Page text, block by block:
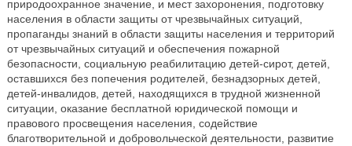
природоохранное значение, и мест захоронения, подготовку
населения в области защиты от чрезвычайных ситуаций,
пропаганды знаний в области защиты населения и территорий
от чрезвычайных ситуаций и обеспечения пожарной
безопасности, социальную реабилитацию детей-сирот, детей,
оставшихся без попечения родителей, безнадзорных детей,
детей-инвалидов, детей, находящихся в трудной жизненной
ситуации, оказание бесплатной юридической помощи и
правового просвещения населения, содействие
благотворительной и добровольческой деятельности, развитие